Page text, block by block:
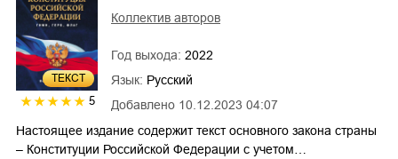
ТЕКСТ
5 Добавлено 10.12.2023 04:07
Коллектив авторов
Год выхода: 2022
Язык: Русский
Настоящее издание содержит текст основного закона страны
– Конституции Российской Федерации с учетом…